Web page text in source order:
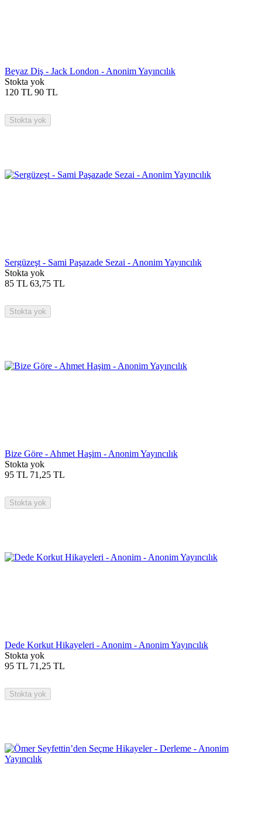
Beyaz Diş - Jack London - Anonim Yayıncılık
Stokta yok
120 TL 90 TL
Stokta yok
Sergüzeşt - Sami Paşazade Sezai - Anonim Yayıncılık
Stokta yok
85 TL 63,75 TL
Stokta yok
Bize Göre - Ahmet Haşim - Anonim Yayıncılık
Stokta yok
95 TL 71,25 TL
Stokta yok
Dede Korkut Hikayeleri - Anonim - Anonim Yayıncılık
Stokta yok
95 TL 71,25 TL
Stokta yok